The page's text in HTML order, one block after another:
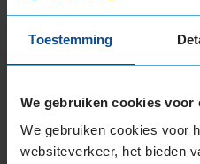
Toestemming
We gebruiken cookies voor
We gebruiken cookies voor
websiteverkeer, het bieden